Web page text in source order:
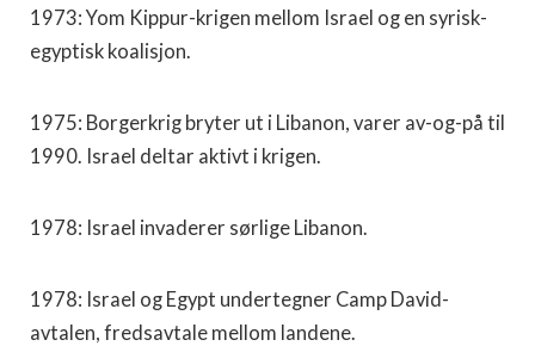
1973: Yom Kippur-krigen mellom Israel og en syrisk-
egyptisk koalisjon.
1975: Borgerkrig bryter ut i Libanon, varer av-og-på til
1990. Israel deltar aktivt i krigen.
1978: Israel invaderer sørlige Libanon.
1978: Israel og Egypt undertegner Camp David-
avtalen, fredsavtale mellom landene.